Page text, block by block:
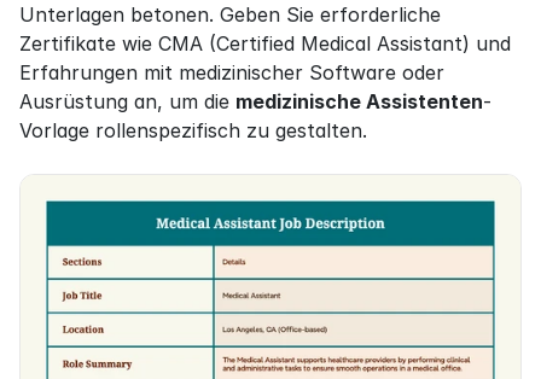
Unterlagen betonen. Geben Sie erforderliche
Zertifikate wie CMA (Certified Medical Assistant) und
Erfahrungen mit medizinischer Software oder
Ausrüstung an, um die medizinische Assistenten-
Vorlage rollenspezifisch zu gestalten.